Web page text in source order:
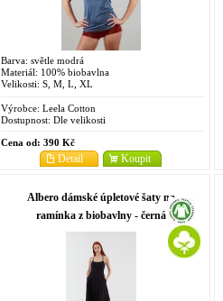
Barva: světle modrá
Materiál: 100% biobavlna
Velikosti: S, M, L, XL
Výrobce: Leela Cotton
Dostupnost: Dle velikosti
Cena od: 390 Kč
Koupit
Detail
Albero dámské úpletové šaty na
ramínka z biobavlny - černá